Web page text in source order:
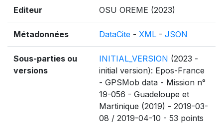
Editeur OSU OREME (2023)
Métadonnées DataCite - XML - JSON
Sous-parties ou
versions
INITIAL_VERSION (2023 -
initial version): Epos-France
- GPSMob data - Mission n°
19-056 - Guadeloupe et
Martinique (2019) - 2019-03-
08 / 2019-04-10 - 53 points